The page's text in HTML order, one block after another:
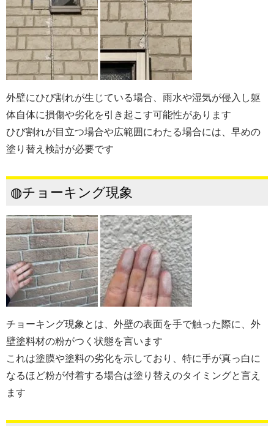
外壁にひび割れが生じている場合、雨水や湿気が侵入し躯
体自体に損傷や劣化を引き起こす可能性があります
ひび割れが目立つ場合や広範囲にわたる場合には、早めの
塗り替え検討が必要です
◍チョーキング現象
チョーキング現象とは、外壁の表面を手で触った際に、外
壁塗料材の粉がつく状態を言います
これは塗膜や塗料の劣化を示しており、特に手が真っ白に
なるほど粉が付着する場合は塗り替えのタイミングと言え
ます